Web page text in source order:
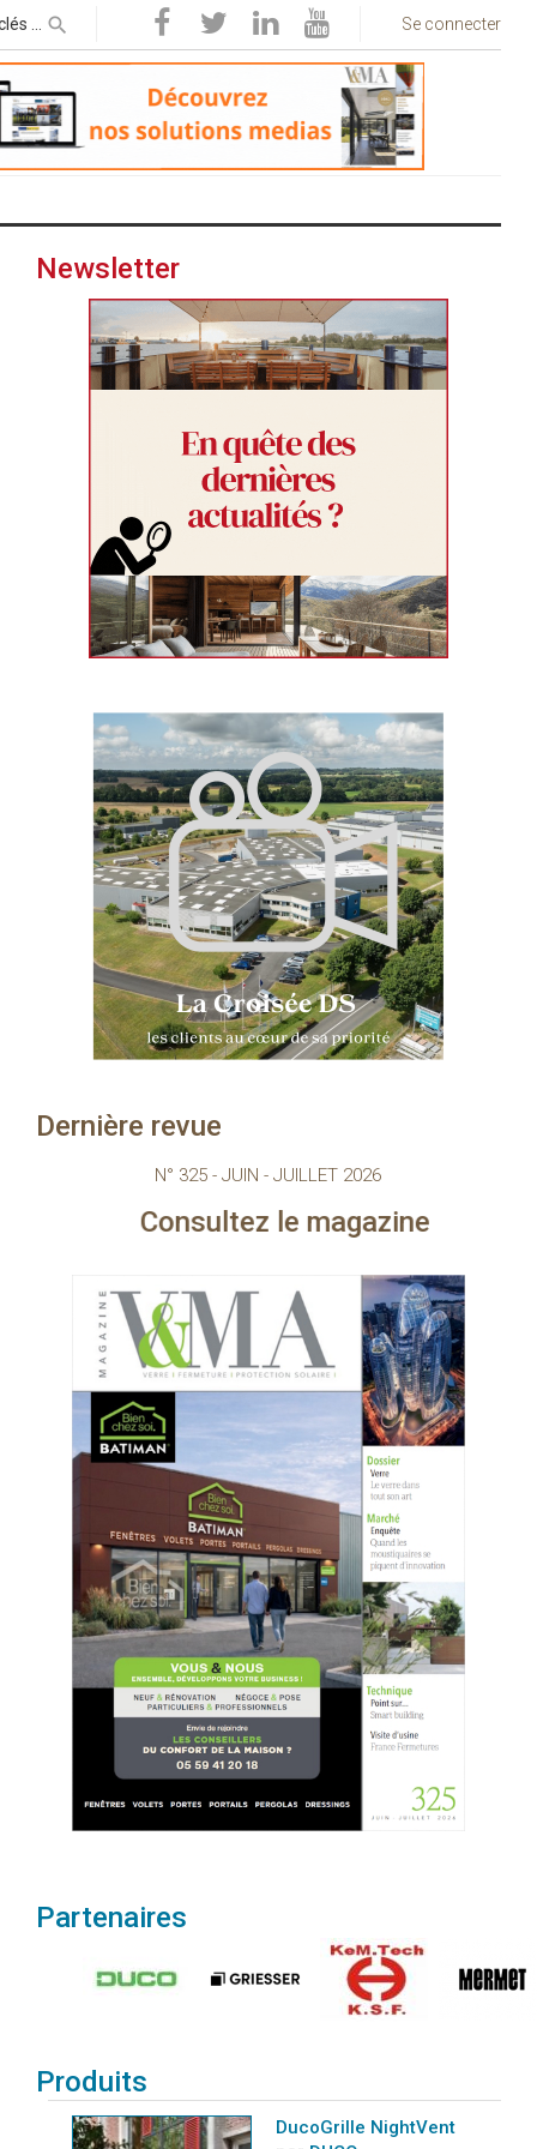
Se connecter
Newsletter
Dernière revue
N° 325 - JUIN - JUILLET 2026
le magazine
Partenaires
Produits
DucoGrille NightVent